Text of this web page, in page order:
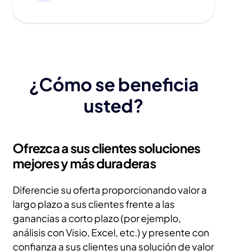
¿Cómo se beneficia
usted?
Ofrezca a sus clientes soluciones
mejores y más duraderas
Diferencie su oferta proporcionando valor a
largo plazo a sus clientes frente a las
ganancias a corto plazo (por ejemplo,
análisis con Visio, Excel, etc.) y presente con
confianza a sus clientes una solución de valor